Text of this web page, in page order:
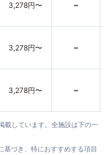
3,278円〜 -
3,278円〜 -
3,278円〜 -
載しています。全施設は下の一
づき、特におすすめする項目